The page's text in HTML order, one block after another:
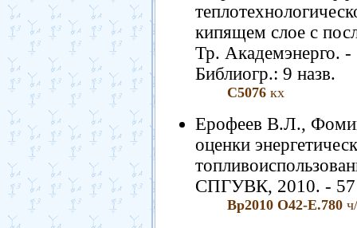
кипящем слое с
Тр. Академэнерго.
Библиогр.: 9 назв.
С5076 кх
Ерофеев В.Л.,
оценки
СПГУВК, 2010. - 57
Вр2010 О42-Е.780